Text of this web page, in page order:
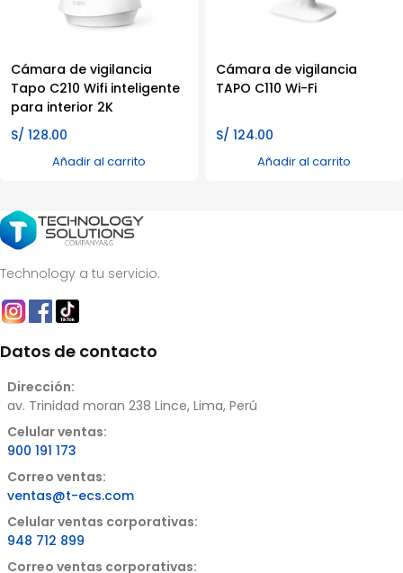
Cámara de vigilancia
Tapo C210 Wifi inteligente
para interior 2K
S/ 128.00
Añadir al carrito
Cámara de vigilancia
TAPO C110 Wi-Fi
S/ 124.00
Añadir al carrito
Technology a tu servicio.
Datos de contacto
Dirección:
av. Trinidad moran 238 Lince, Lima, Perú
Celular ventas:
900 191 173
Correo ventas:
ventas@t-ecs.com
Celular ventas corporativas:
948 712 899
Correo ventas corporativas: